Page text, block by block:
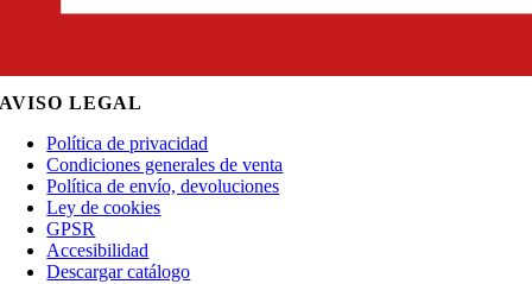
AVISO LEGAL
Política de privacidad
Condiciones generales de venta
Política de envío, devoluciones
Ley de cookies
GPSR
Accesibilidad
Descargar catálogo